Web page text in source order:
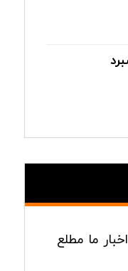
ما مطلع